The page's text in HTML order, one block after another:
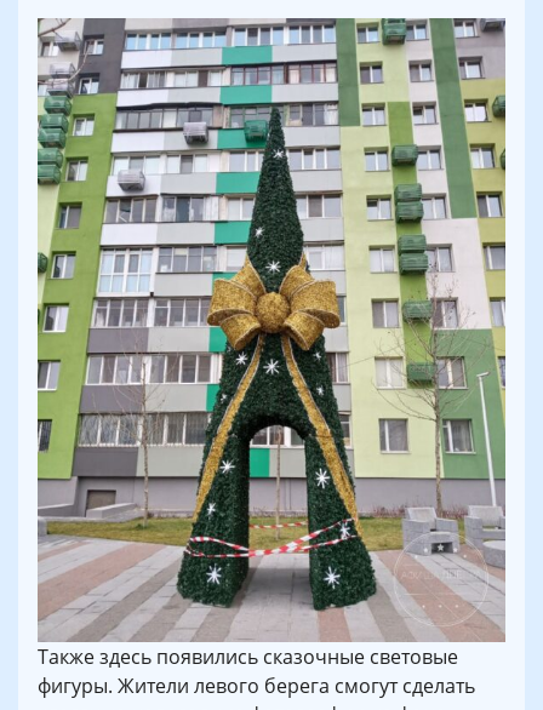
Также здесь появились сказочные световые
фигуры. Жители левого берега смогут сделать